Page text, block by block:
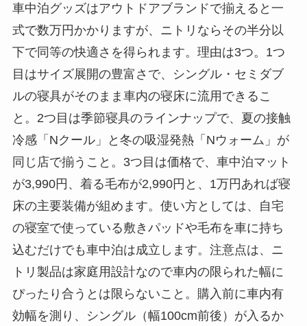
車中泊グッズはアウトドアブランドで揃えると一
式で数万円かかりますが、ニトリならその半分以
下で同等の快適さを得られます。理由は3つ。1つ
目はサイズ展開の豊富さで、シングル・セミダブ
ルの寝具がそのまま車内の寝床に流用できるこ
と。2つ目は季節寝具のラインナップで、夏の接触
冷感「Nクール」と冬の吸湿発熱「Nウォーム」が
同じ店で揃うこと。3つ目は価格で、車中泊マット
が3,990円、着る毛布が2,990円と、1万円あれば寝
床の主要装備が組めます。使い方としては、自宅
の寝室で使っている敷きパッドや毛布を車に持ち
込むだけでも車中泊は成立します。注意点は、ニ
トリ製品は家庭用設計なので車内の限られた幅に
ぴったり合うとは限らないこと。購入前に車内有
効幅を測り、シングル（幅100cm前後）が入るか